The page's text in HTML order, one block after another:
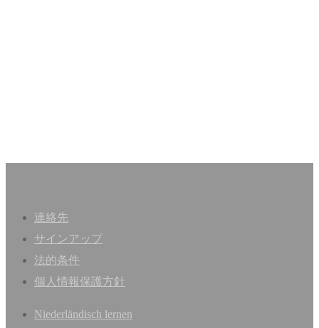
連絡先
サインアップ
法的条件
個人情報保護方針
Niederländisch lernen